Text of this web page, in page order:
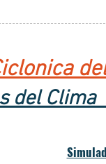
del Clima